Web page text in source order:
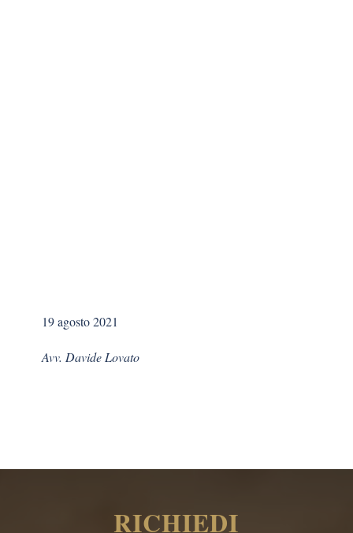
19 agosto 2021
Avv. Davide Lovato
RICHIEDI